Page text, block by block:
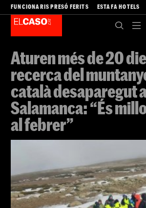
FUNCIONARIS PRESÓ FERITS ESTAFA HOTELS
Aturen més de 20
recerca del
català desaparegut
Salamanca: “És
al febrer”